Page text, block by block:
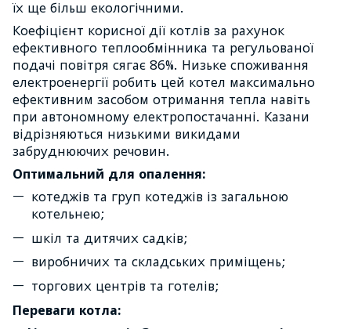
їх ще більш екологічними.
Коефіцієнт корисної дії котлів за рахунок
ефективного теплообмінника та регульованої
подачі повітря сягає 86%. Низьке споживання
електроенергії робить цей котел максимально
ефективним засобом отримання тепла навіть
при автономному електропостачанні. Казани
відрізняються низькими викидами
забруднюючих речовин.
Оптимальний для опалення:
котеджів та груп котеджів із загальною
котельнею;
шкіл та дитячих садків;
виробничих та складських приміщень;
торгових центрів та готелів;
Переваги котла: